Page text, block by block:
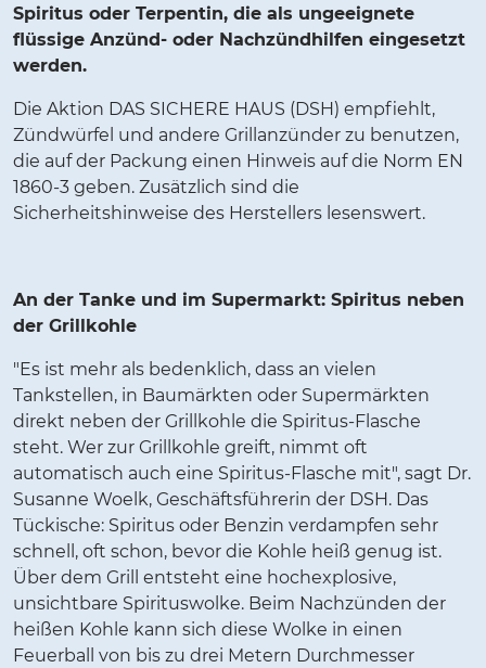
Spiritus oder Terpentin, die als ungeeignete
flüssige Anzünd- oder Nachzündhilfen eingesetzt
werden.
Die Aktion DAS SICHERE HAUS (DSH) empfiehlt,
Zündwürfel und andere Grillanzünder zu benutzen,
die auf der Packung einen Hinweis auf die Norm EN
1860-3 geben. Zusätzlich sind die
Sicherheitshinweise des Herstellers lesenswert.
An der Tanke und im Supermarkt: Spiritus neben
der Grillkohle
"Es ist mehr als bedenklich, dass an vielen
Tankstellen, in Baumärkten oder Supermärkten
direkt neben der Grillkohle die Spiritus-Flasche
steht. Wer zur Grillkohle greift, nimmt oft
automatisch auch eine Spiritus-Flasche mit", sagt Dr.
Susanne Woelk, Geschäftsführerin der DSH. Das
Tückische: Spiritus oder Benzin verdampfen sehr
schnell, oft schon, bevor die Kohle heiß genug ist.
Über dem Grill entsteht eine hochexplosive,
unsichtbare Spirituswolke. Beim Nachzünden der
heißen Kohle kann sich diese Wolke in einen
Feuerball von bis zu drei Metern Durchmesser